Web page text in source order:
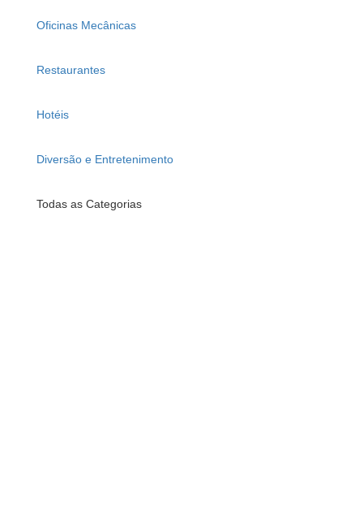
Oficinas Mecânicas
Restaurantes
Hotéis
Diversão e Entretenimento
Todas as Categorias